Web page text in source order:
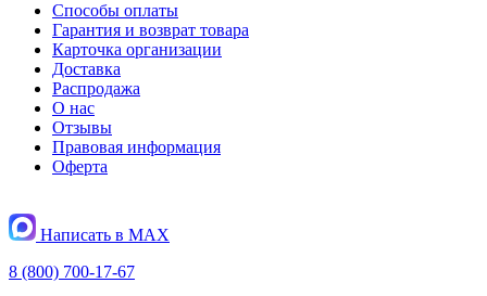
Способы оплаты
Гарантия и возврат товара
Карточка организации
Доставка
Распродажа
О нас
Отзывы
Правовая информация
Оферта
Написать в MAX
8 (800) 700-17-67